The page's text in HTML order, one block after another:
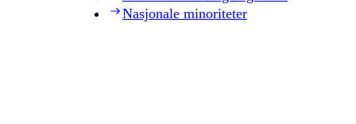
Nasjonale minoriteter